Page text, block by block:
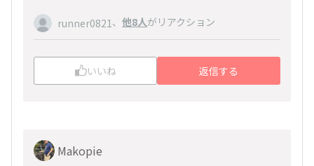
runner0821、 他8人がリアクション
いいね 返信する
Makopie